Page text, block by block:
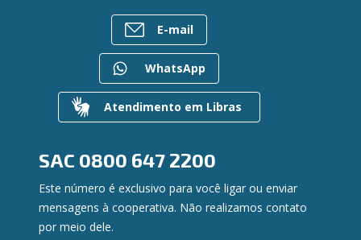
Mapa do site
Gerenciar Cookies
Para empresas
Postos de Atendimento
Regularização de dívidas
Valores a Receber
Contato
Canal de Ética
Ouvidoria
E-mail
WhatsApp
Atendimento em Libras
SAC 0800 647 2200
Este número é exclusivo para você ligar ou enviar
mensagens à cooperativa. Não realizamos contato
por meio dele.